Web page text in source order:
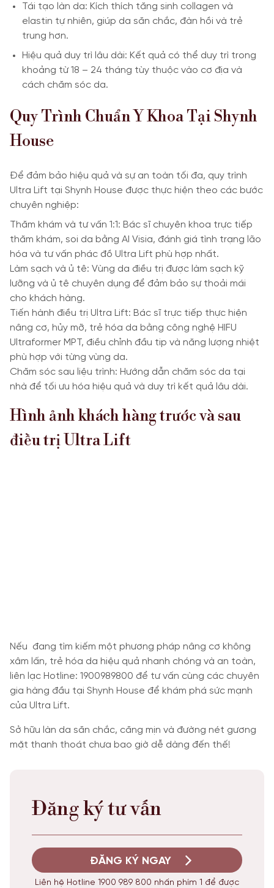
Tái tạo làn da: Kích thích tăng sinh collagen và
elastin tự nhiên, giúp da săn chắc, đàn hồi và trẻ
trung hơn.
Hiệu quả duy trì lâu dài: Kết quả có thể duy trì trong
khoảng từ 18 – 24 tháng tùy thuộc vào cơ địa và
cách chăm sóc da.
Quy Trình Chuẩn Y Khoa Tại Shynh
House
Để đảm bảo hiệu quả và sự an toàn tối đa, quy trình
Ultra Lift tại Shynh House được thực hiện theo các bước
chuyên nghiệp:
Thăm khám và tư vấn 1:1: Bác sĩ chuyên khoa trực tiếp
thăm khám, soi da bằng AI Visia, đánh giá tình trạng lão
hóa và tư vấn phác đồ Ultra Lift phù hợp nhất.
Làm sạch và ủ tê: Vùng da điều trị được làm sạch kỹ
lưỡng và ủ tê chuyên dụng để đảm bảo sự thoải mái
cho khách hàng.
Tiến hành điều trị Ultra Lift: Bác sĩ trực tiếp thực hiện
nâng cơ, hủy mỡ, trẻ hóa da bằng công nghệ HIFU
Ultraformer MPT, điều chỉnh đầu tip và năng lượng nhiệt
phù hợp với từng vùng da.
Chăm sóc sau liệu trình: Hướng dẫn chăm sóc da tại
nhà để tối ưu hóa hiệu quả và duy trì kết quả lâu dài.
Hình ảnh khách hàng trước và sau
điều trị Ultra Lift
Nếu đang tìm kiếm một phương pháp nâng cơ không
xâm lấn, trẻ hóa da hiệu quả nhanh chóng và an toàn,
liên lạc Hotline: 1900989800 để tư vấn cùng các chuyên
gia hàng đầu tại Shynh House để khám phá sức mạnh
của Ultra Lift.
Sở hữu làn da săn chắc, căng mịn và đường nét gương
mặt thanh thoát chưa bao giờ dễ dàng đến thế!
Đăng ký tư vấn
ĐĂNG KÝ NGAY
Liên hệ Hotline 1900 989 800 nhấn phím 1 để được